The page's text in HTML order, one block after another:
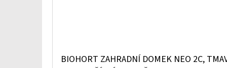
BIOHORT ZAHRADNÍ DOMEK NEO 2C,